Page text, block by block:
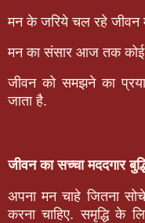
मन के जरिये चल रहे जीवन
मन का संसार आज तक कोई
जीवन को समझने का
जाता है.
जीवन का सच्चा मददगार
अपना मन चाहे जितना
करना चाहिए. समृद्धि के